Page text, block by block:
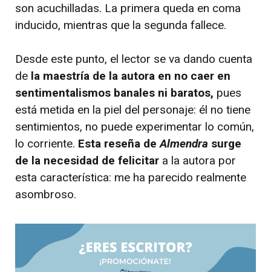
son acuchilladas. La primera queda en coma
inducido, mientras que la segunda fallece.
Desde este punto, el lector se va dando cuenta
de la maestría de la autora en no caer en
sentimentalismos banales ni baratos, pues
está metida en la piel del personaje: él no tiene
sentimientos, no puede experimentar lo común,
lo corriente. Esta reseña deAlmendra surge
de la necesidad de felicitar a la autora por
esta característica: me ha parecido realmente
asombroso.